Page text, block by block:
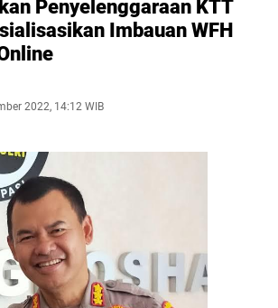
Penyelenggaraan KTT
Imbauan WFH
2022, 14:12 WIB